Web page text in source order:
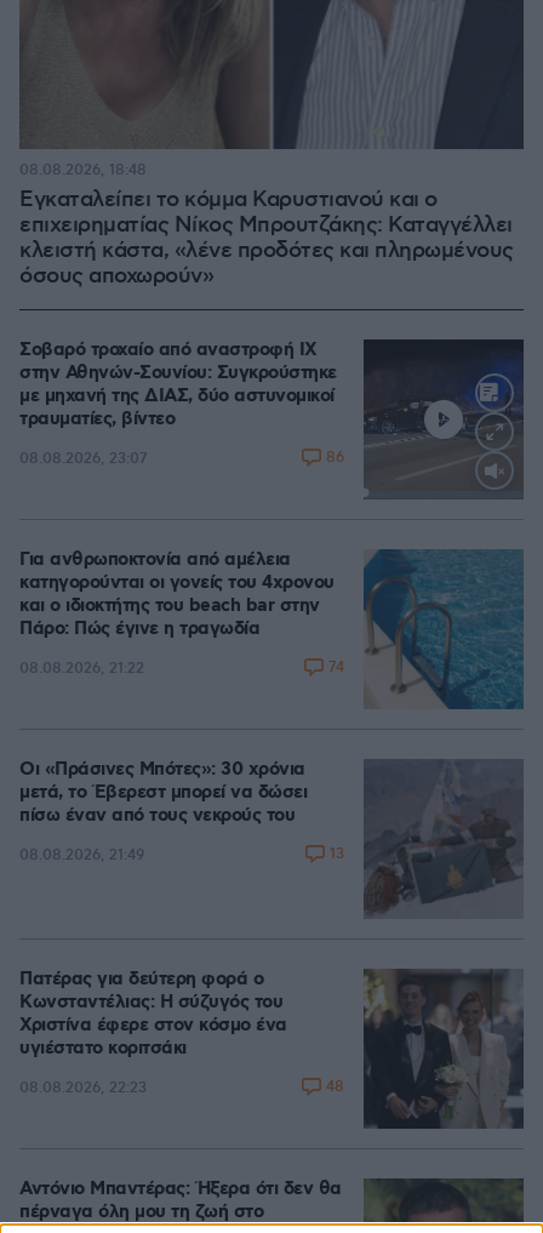
Εγκαταλείπει το κόμμα Καρυστιανού και ο
επιχειρηματίας Νίκος Μπρουτζάκης: Καταγγέλλει
κλειστή κάστα, «λένε προδότες και πληρωμένους
όσους αποχωρούν»
08.08.2026, 18:48
Σοβαρό τροχαίο από αναστροφή ΙΧ
στην Αθηνών-Σουνίου: Συγκρούστηκε
με μηχανή της ΔΙΑΣ, δύο αστυνομικοί
τραυματίες, βίντεο
08.08.2026, 23:07 86
Για ανθρωποκτονία από αμέλεια
κατηγορούνται οι γονείς του 4χρονου
και ο ιδιοκτήτης του beach bar στην
Πάρο: Πώς έγινε η τραγωδία
08.08.2026, 21:22 74
Οι «Πράσινες Μπότες»: 30 χρόνια
μετά, το Έβερεστ μπορεί να δώσει
πίσω έναν από τους νεκρούς του
08.08.2026, 21:49 13
Πατέρας για δεύτερη φορά ο
Κωνσταντέλιας: Η σύζυγός του
Χριστίνα έφερε στον κόσμο ένα
υγιέστατο κοριτσάκι
08.08.2026, 22:23 48
Αντόνιο Μπαντέρας: Ήξερα ότι δεν θα
πέρναγα όλη μου τη ζωή στο